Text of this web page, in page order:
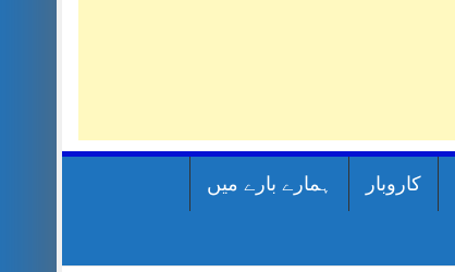
کاروبار ہمارے بارے میں